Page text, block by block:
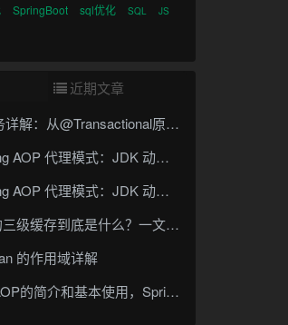
SpringBoot sql优化 SQL
JS
近期文章
从@Transactional原理到传播机制实战
代理模式：JDK 动态代理与 CGLIB 原理
代理模式：JDK 动态代理与 CGLIB 原理
底是什么？一文讲清一级缓存、二级缓存与常见误解
的作用域详解
简介和基本使用，SpringBoot使用AOP
为什么选择代理模式